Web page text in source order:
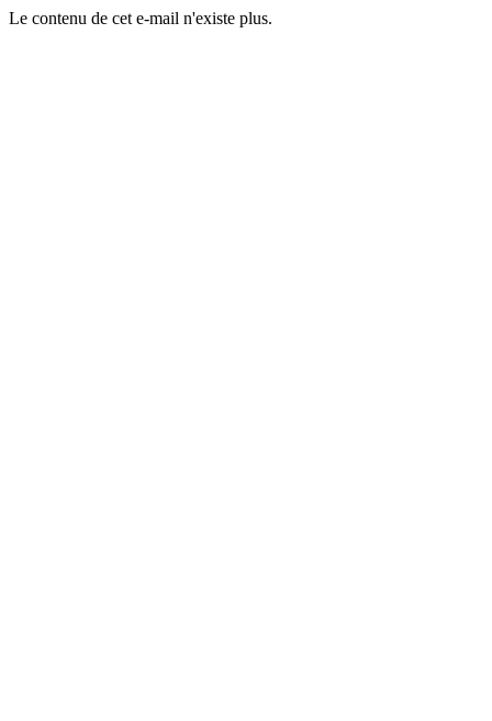
Le contenu de cet e-mail n'existe plus.